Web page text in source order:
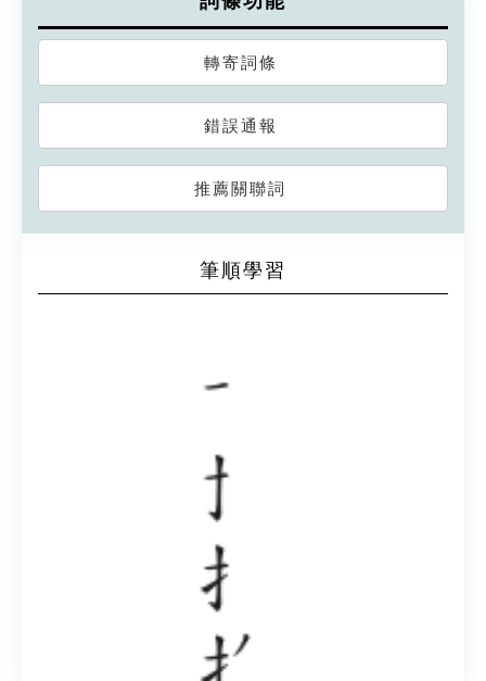
轉寄詞條
錯誤通報
推薦關聯詞
筆順學習